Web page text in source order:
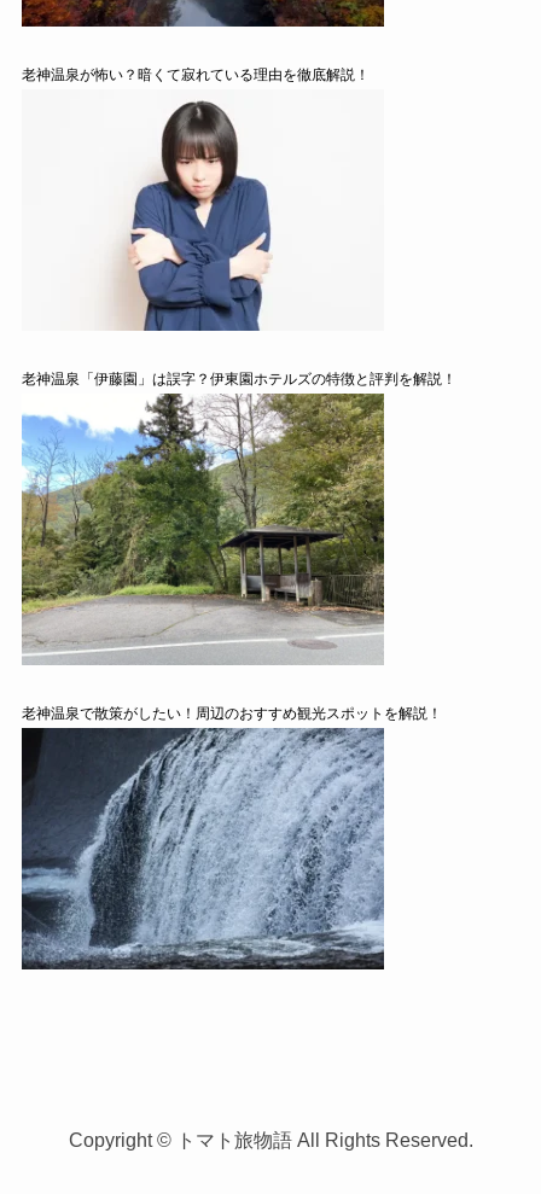
老神温泉が怖い？暗くて寂れている理由を徹底解説！
老神温泉「伊藤園」は誤字？伊東園ホテルズの特徴と評判を解説！
老神温泉で散策がしたい！周辺のおすすめ観光スポットを解説！
Copyright © トマト旅物語 All Rights Reserved.